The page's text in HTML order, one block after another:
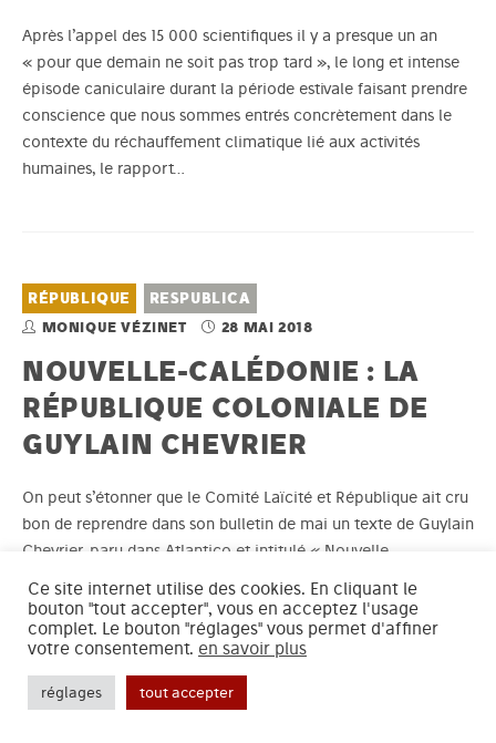
Après l’appel des 15 000 scientifiques il y a presque un an
« pour que demain ne soit pas trop tard », le long et intense
épisode caniculaire durant la période estivale faisant prendre
conscience que nous sommes entrés concrètement dans le
contexte du réchauffement climatique lié aux activités
humaines, le rapport…
RÉPUBLIQUE RESPUBLICA
MONIQUE VÉZINET 28 MAI 2018
NOUVELLE-CALÉDONIE : LA
RÉPUBLIQUE COLONIALE DE
GUYLAIN CHEVRIER
On peut s’étonner que le Comité Laïcité et République ait cru
bon de reprendre dans son bulletin de mai un texte de Guylain
Chevrier, paru dans Atlantico et intitulé « Nouvelle-
règle rien » . Cet « historien » - par ailleurs vice-président du
CLR – illustre…
Ce site internet utilise des cookies. En cliquant le
bouton "tout accepter", vous en acceptez l'usage
complet. Le bouton "réglages" vous permet d'affiner
votre consentement. en savoir plus
réglages tout accepter